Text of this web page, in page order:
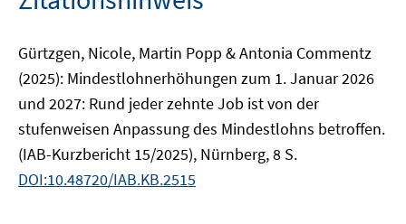
Gürtzgen, Nicole, Martin Popp & Antonia Commentz
(2025): Mindestlohnerhöhungen zum 1. Januar 2026
und 2027: Rund jeder zehnte Job ist von der
stufenweisen Anpassung des Mindestlohns betroffen.
(IAB-Kurzbericht 15/2025), Nürnberg, 8 S.
DOI:10.48720/IAB.KB.2515